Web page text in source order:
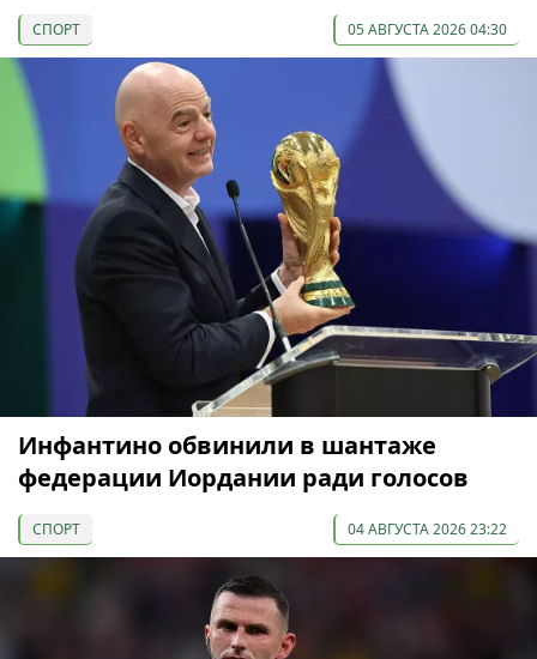
СПОРТ 05 АВГУСТА 2026 04:30
Инфантино обвинили в шантаже
федерации Иордании ради голосов
СПОРТ 04 АВГУСТА 2026 23:22